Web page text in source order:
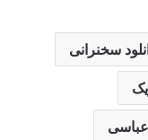
سخنرانی